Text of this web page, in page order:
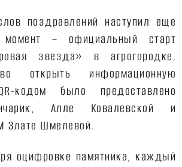
поздравлений наступил еще
– официальный старт
звезда» в агрогородке.
открыть информационную
кодом было предоставлено
Алле Ковалевской и
Злате Шмелевой.
оцифровке памятника, каждый